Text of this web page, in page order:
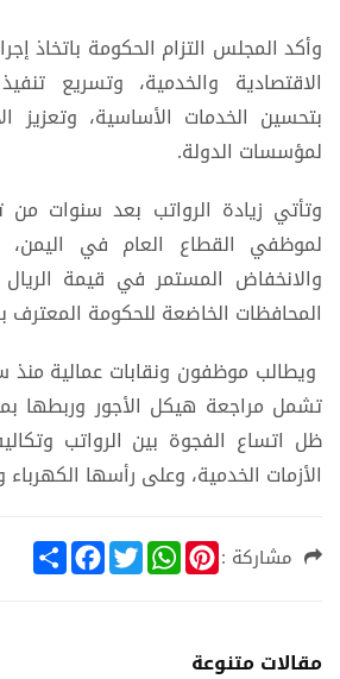
وأكد المجلس التزام الحكومة باتخاذ
الاقتصادية والخدمية، وتسريع
بتحسين الخدمات الأساسية، وتعزيز
لمؤسسات الدولة.
وتأتي زيادة الرواتب بعد سنوات من
لموظفي القطاع العام في اليمن،
والانخفاض المستمر في قيمة
المحافظات الخاضعة للحكومة المعترف
ويطالب موظفون ونقابات عمالية منذ
تشمل مراجعة هيكل الأجور وربطها
ظل اتساع الفجوة بين الرواتب
الأزمات الخدمية، وعلى رأسها الكهرباء
مشاركة : S
h
F
a
T
w
W
h
P
i
e
مقالات متنوعة